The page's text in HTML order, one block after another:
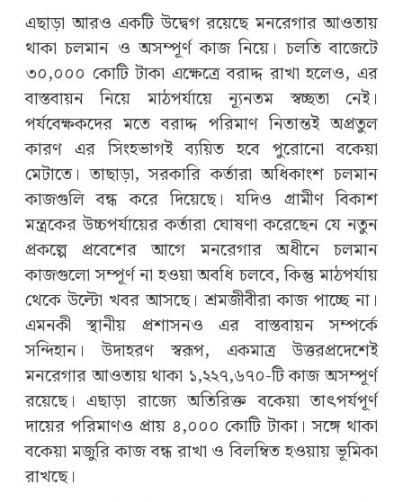
এছাড়া আর‌ও একটি উদ্বেগ রয়েছে মনরেগার আওতায়
থাকা চলমান ও অসম্পূর্ণ কাজ নিয়ে। চলতি বাজেটে
৩০,০০০ কোটি টাকা এক্ষেত্রে বরাদ্দ রাখা হলেও, এর
বাস্তবায়ন নিয়ে মাঠপর্যায়ে ন্যূনতম স্বচ্ছতা নেই।
পর্যবেক্ষকদের মতে বরাদ্দ পরিমাণ নিতান্তই অপ্রতুল
কারণ এর সিংহভাগই ব্যয়িত হবে পুরোনো বকেয়া
মেটাতে। তাছাড়া, সরকারি কর্তারা অধিকাংশ চলমান
কাজগুলি বন্ধ করে দিয়েছে। যদিও গ্রামীণ বিকাশ
মন্ত্রকের উচ্চপর্যায়ের কর্তারা ঘোষণা করেছেন যে নতুন
প্রকল্পে প্রবেশের আগে মনরেগার অধীনে চলমান
কাজগুলো সম্পূর্ণ না হওয়া অবধি চলবে, কিন্তু মাঠপর্যায়
থেকে উল্টো খবর আসছে। শ্রমজীবীরা কাজ পাচ্ছে না।
এমনকী স্থানীয় প্রশাসনও এর বাস্তবায়ন সম্পর্কে
সন্দিহান। উদাহরণ স্বরূপ, একমাত্র উত্তরপ্রদেশেই
মনরেগার আওতায় থাকা ১,২২৭,৬৭০-টি কাজ অসম্পূর্ণ
রয়েছে। এছাড়া রাজ্যে অতিরিক্ত বকেয়া তাৎপর্যপূর্ণ
দায়ের পরিমাণও প্রায় ৪,০০০ কোটি টাকা। সঙ্গে থাকা
বকেয়া মজুরি কাজ বন্ধ রাখা ও বিলম্বিত হওয়ায় ভূমিকা
রাখছে।